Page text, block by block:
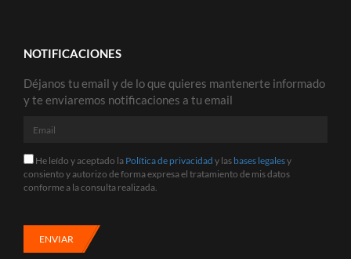
NOTIFICACIONES
Déjanos tu email y de lo que quieres mantenerte informado
y te enviaremos notificaciones a tu email
Email
He
leído
y
Política
de
privacidad
He leído y aceptado la Política de privacidad y las bases legalesy
consiento y autorizo de forma expresa el tratamiento de mis datos
conforme a la consulta realizada.
ENVIAR